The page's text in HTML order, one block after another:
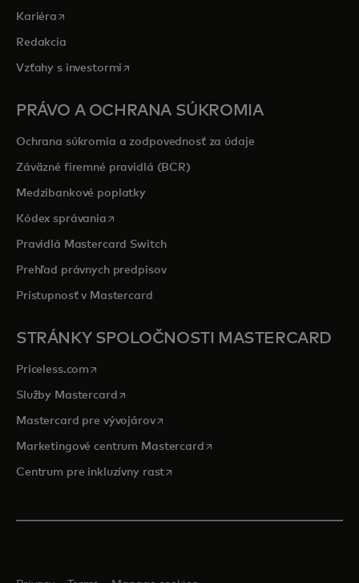
Kariéra opens in a new tab
Redakcia
Vzťahy s investormi opens in a new tab
PRÁVO A OCHRANA SÚKROMIA
Ochrana súkromia a zodpovednosť za údaje
Záväzné firemné pravidlá (BCR)
Medzibankové poplatky
Kódex správaniaopens in a new tab
Pravidlá Mastercard Switch
Prehľad právnych predpisov
Prístupnosť v Mastercard
STRÁNKY SPOLOČNOSTI MASTERCARD
Priceless.com opens in a new tab
Služby Mastercardopens in a new tab
Mastercard pre vývojárovopens in a new tab
Marketingové centrum Mastercardopens in a new tab
Centrum pre inkluzívny rastopens in a new tab